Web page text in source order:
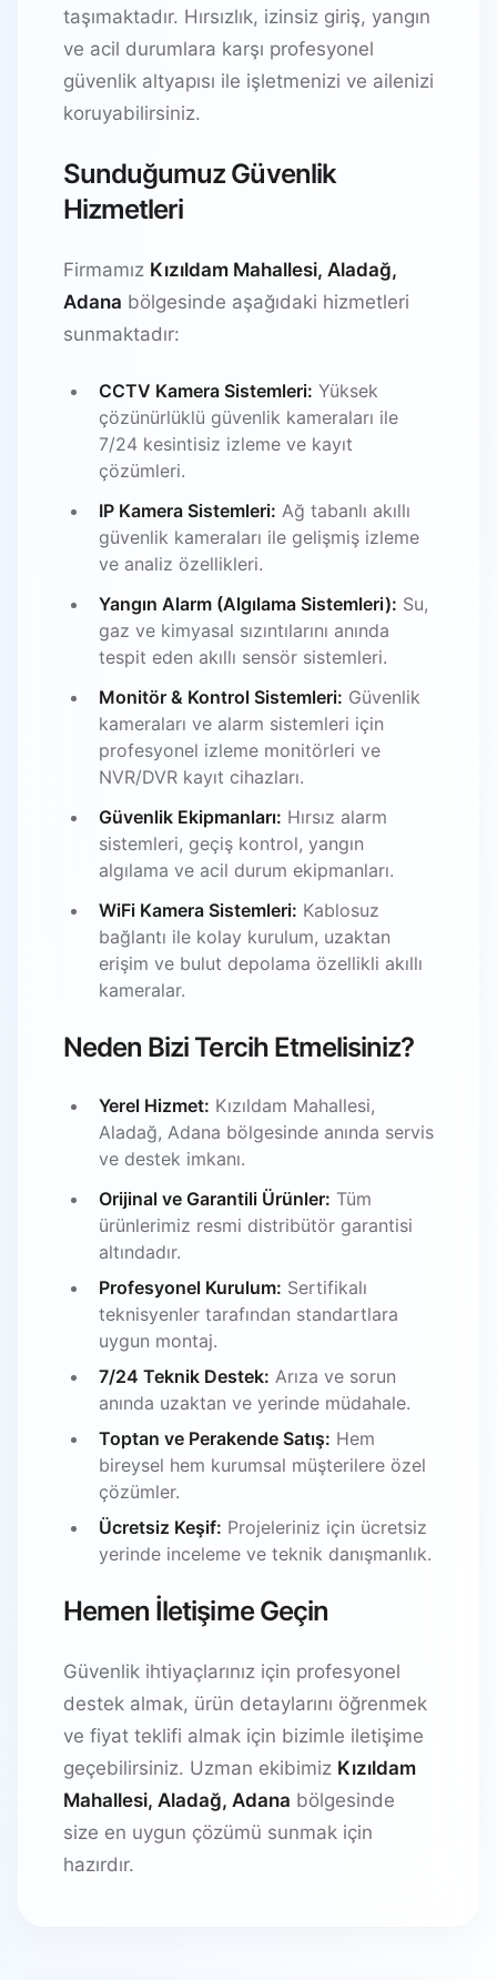
taşımaktadır. Hırsızlık, izinsiz giriş, yangın
ve acil durumlara karşı profesyonel
güvenlik altyapısı ile işletmenizi ve ailenizi
koruyabilirsiniz.
Sunduğumuz Güvenlik
Hizmetleri
Firmamız Kızıldam Mahallesi, Aladağ,
Adana bölgesinde aşağıdaki hizmetleri
sunmaktadır:
CCTV Kamera Sistemleri: Yüksek
çözünürlüklü güvenlik kameraları ile
7/24 kesintisiz izleme ve kayıt
çözümleri.
IP Kamera Sistemleri: Ağ tabanlı akıllı
güvenlik kameraları ile gelişmiş izleme
ve analiz özellikleri.
Yangın Alarm (Algılama Sistemleri): Su,
gaz ve kimyasal sızıntılarını anında
tespit eden akıllı sensör sistemleri.
Monitör & Kontrol Sistemleri: Güvenlik
kameraları ve alarm sistemleri için
profesyonel izleme monitörleri ve
NVR/DVR kayıt cihazları.
Güvenlik Ekipmanları: Hırsız alarm
sistemleri, geçiş kontrol, yangın
algılama ve acil durum ekipmanları.
WiFi Kamera Sistemleri: Kablosuz
bağlantı ile kolay kurulum, uzaktan
erişim ve bulut depolama özellikli akıllı
kameralar.
Neden Bizi Tercih Etmelisiniz?
Yerel Hizmet: Kızıldam Mahallesi,
Aladağ, Adana bölgesinde anında servis
ve destek imkanı.
Orijinal ve Garantili Ürünler: Tüm
ürünlerimiz resmi distribütör garantisi
altındadır.
Profesyonel Kurulum: Sertifikalı
teknisyenler tarafından standartlara
uygun montaj.
7/24 Teknik Destek: Arıza ve sorun
anında uzaktan ve yerinde müdahale.
Toptan ve Perakende Satış: Hem
bireysel hem kurumsal müşterilere özel
çözümler.
Ücretsiz Keşif: Projeleriniz için ücretsiz
yerinde inceleme ve teknik danışmanlık.
Hemen İletişime Geçin
Güvenlik ihtiyaçlarınız için profesyonel
destek almak, ürün detaylarını öğrenmek
ve fiyat teklifi almak için bizimle iletişime
geçebilirsiniz. Uzman ekibimiz Kızıldam
Mahallesi, Aladağ, Adana bölgesinde
size en uygun çözümü sunmak için
hazırdır.